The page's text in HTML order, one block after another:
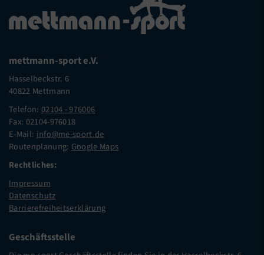
mettmann-sport e.V.
Hasselbeckstr. 6
40822 Mettmann
Telefon: 02104 - 976006
Fax: 02104-976018
E-Mail: info@me-sport.de
Routenplanung: Google Maps
Rechtliches:
Impressum
Datenschutz
Barrierefreiheitserklärung
Geschäftsstelle